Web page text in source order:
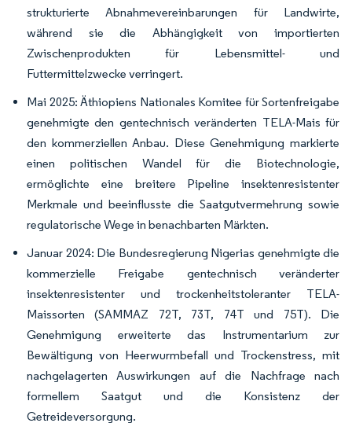
strukturierte Abnahmevereinbarungen für Landwirte,
während sie die Abhängigkeit von importierten
Zwischenprodukten für Lebensmittel- und
Futtermittelzwecke verringert.
Mai 2025: Äthiopiens Nationales Komitee für Sortenfreigabe
genehmigte den gentechnisch veränderten TELA-Mais für
den kommerziellen Anbau. Diese Genehmigung markierte
einen politischen Wandel für die Biotechnologie,
ermöglichte eine breitere Pipeline insektenresistenter
Merkmale und beeinflusste die Saatgutvermehrung sowie
regulatorische Wege in benachbarten Märkten.
Januar 2024: Die Bundesregierung Nigerias genehmigte die
kommerzielle Freigabe gentechnisch veränderter
insektenresistenter und trockenheitstoleranter TELA-
Maissorten (SAMMAZ 72T, 73T, 74T und 75T). Die
Genehmigung erweiterte das Instrumentarium zur
Bewältigung von Heerwurmbefall und Trockenstress, mit
nachgelagerten Auswirkungen auf die Nachfrage nach
formellem Saatgut und die Konsistenz der
Getreideversorgung.